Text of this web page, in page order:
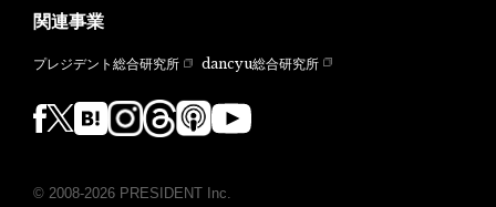
関連事業
プレジデント総合研究所 dancyu総合研究所
© 2008-2026 PRESIDENT Inc.